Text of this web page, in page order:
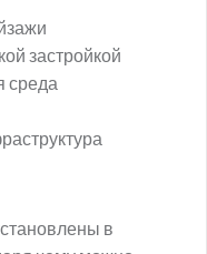
застройкой
среда
в